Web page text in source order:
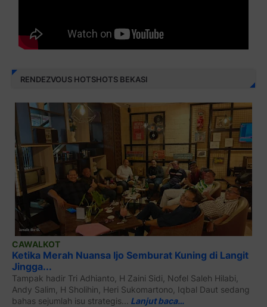
RENDEZVOUS HOTSHOTS BEKASI
CAWALKOT
Ketika Merah Nuansa Ijo Semburat Kuning di Langit
Jingga...
Tampak hadir Tri Adhianto, H Zaini Sidi, Nofel Saleh Hilabi,
Andy Salim, H Sholihin, Heri Sukomartono, Iqbal Daut sedang
bahas sejumlah isu strategis...
Lanjut baca…